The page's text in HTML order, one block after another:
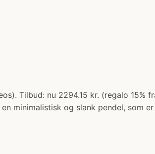
Tilbud: nu 2294.15 kr. (regalo 15%
minimalistisk og slank pendel, som